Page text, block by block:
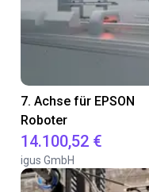
7. Achse für EPSON
Roboter
14.100,52 €
igus GmbH